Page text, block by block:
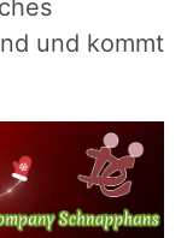
und kommt